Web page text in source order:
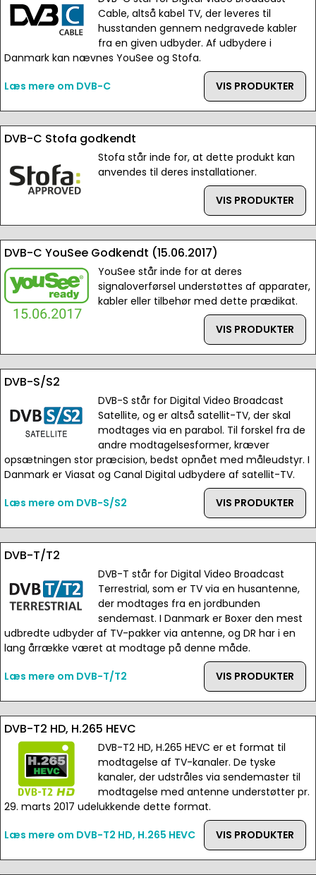
Cable, altså kabel TV, der leveres til
husstanden gennem nedgravede kabler
fra en given udbyder. Af udbydere i
Danmark kan nævnes YouSee og Stofa.
Læs mere om DVB-C
VIS PRODUKTER
DVB-C Stofa godkendt
Stofa står inde for, at dette produkt kan
anvendes til deres installationer.
VIS PRODUKTER
DVB-C YouSee Godkendt (15.06.2017)
YouSee står inde for at deres
signaloverførsel understøttes af apparater,
kabler eller tilbehør med dette prædikat.
VIS PRODUKTER
DVB-S/S2
DVB-S står for Digital Video Broadcast
Satellite, og er altså satellit-TV, der skal
modtages via en parabol. Til forskel fra de
andre modtagelsesformer, kræver
opsætningen stor præcision, bedst opnået med måleudstyr. I
Danmark er Viasat og Canal Digital udbydere af satellit-TV.
Læs mere om DVB-S/S2
VIS PRODUKTER
DVB-T/T2
DVB-T står for Digital Video Broadcast
Terrestrial, som er TV via en husantenne,
der modtages fra en jordbunden
sendemast. I Danmark er Boxer den mest
udbredte udbyder af TV-pakker via antenne, og DR har i en
lang årrække været at modtage på denne måde.
Læs mere om DVB-T/T2
VIS PRODUKTER
DVB-T2 HD, H.265 HEVC
DVB-T2 HD, H.265 HEVC er et format til
modtagelse af TV-kanaler. De tyske
kanaler, der udstråles via sendemaster til
modtagelse med antenne understøtter pr.
29. marts 2017 udelukkende dette format.
Læs mere om DVB-T2 HD, H.265 HEVC
VIS PRODUKTER